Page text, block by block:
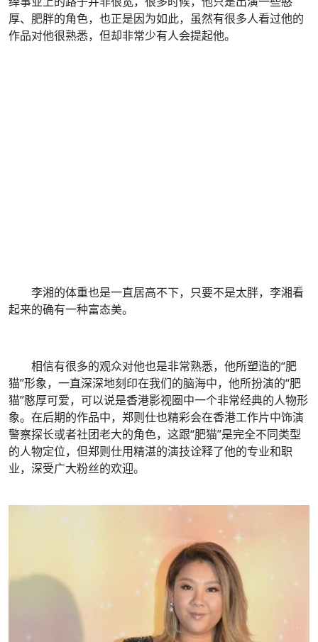
厚、肥胖的角色，也正是因为如此，虽然有很多人看过他的
作品对他很熟悉，但却非常少有人会提起他。
李湘的体重也是一直居高不下，只要不是太胖，李湘看
起来的确有一种富态美。
相信有很多的观众对他也是非常熟悉，他所塑造的“肥
猫”形象，一直深深地刻印在我们的脑海中，他所扮演的“肥
猫”憨厚可爱，可以说是香港影视圈中一个非常经典的人物形
象。在后期的作品中，郑则仕也精彩会在香港工作片中饰演
警察探长或者社团老大的角色，这跟“肥猫”是完全不同类型
的人物定位，但郑则仕用精湛的演技诠释了他的专业和职
业，深受广大粉丝的欢迎。